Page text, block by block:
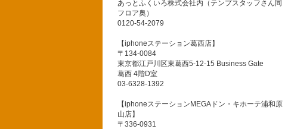
あっとふくいろ株式会社内（テンプスタッフさん同
フロア奥）
0120-54-2079
【iphoneステーション葛西店】
〒134-0084
東京都江戸川区東葛西5-12-15 Business Gate
葛西 4階D室
03-6328-1392
【iphoneステーションMEGAドン・キホーテ浦和原
山店】
〒336-0931